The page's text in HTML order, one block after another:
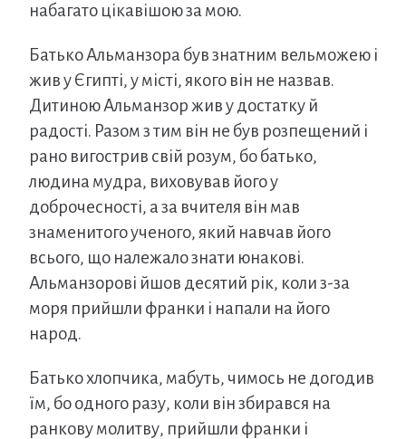
набагато цікавішою за мою.
Батько Альманзора був знатним вельможею і
жив у Єгипті, у місті, якого він не назвав.
Дитиною Альманзор жив у достатку й
радості. Разом з тим він не був розпещений і
рано вигострив свій розум, бо батько,
людина мудра, виховував його у
доброчесності, а за вчителя він мав
знаменитого ученого, який навчав його
всього, що належало знати юнакові.
Альманзорові йшов десятий рік, коли з-за
моря прийшли франки і напали на його
народ.
Батько хлопчика, мабуть, чимось не догодив
їм, бо одного разу, коли він збирався на
ранкову молитву, прийшли франки і